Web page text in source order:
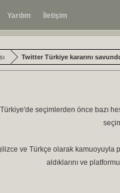
Yardım İletişim
Twitter Türkiye kararını
Türkiye'de seçimlerden önce bazı
ve Türkçe olarak kamuoyuyla
aldıklarını ve